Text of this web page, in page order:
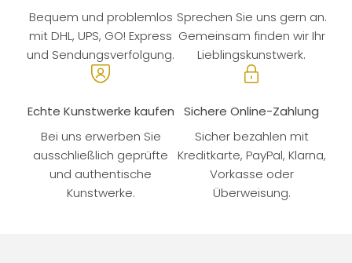
Bequem und problemlos
mit DHL, UPS, GO! Express
und Sendungsverfolgung.
Sprechen Sie uns gern an.
Gemeinsam finden wir Ihr
Lieblingskunstwerk.
Echte Kunstwerke kaufen
Bei uns erwerben Sie
ausschließlich geprüfte
und authentische
Kunstwerke.
Sichere Online-Zahlung
Sicher bezahlen mit
Kreditkarte, PayPal, Klarna,
Vorkasse oder
Überweisung.